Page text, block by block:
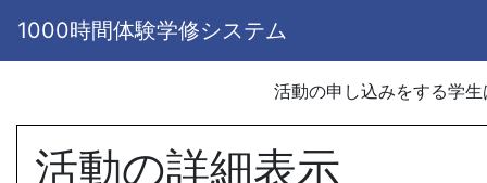
1000時間体験学修システム
活動の申し込みをする学
活動の詳細表示